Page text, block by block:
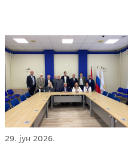
29. јун 2026.